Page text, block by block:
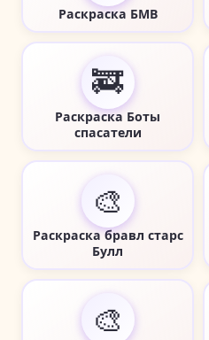
Раскраска БМВ
🚒
Раскраска Боты
спасатели
🎨
Раскраска бравл старс
Булл
🎨